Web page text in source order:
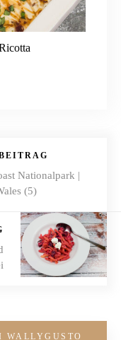
Nationalpark |
(5)